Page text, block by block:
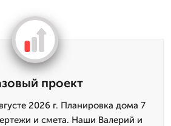
проект
2026 г. Планировка дома 7
и смета. Наши Валерий и